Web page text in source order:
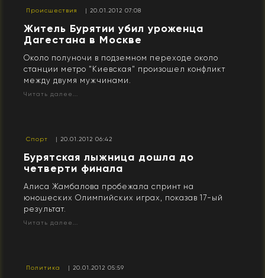
Происшествия | 20.01.2012 07:08
Житель Бурятии убил уроженца
Дагестана в Москве
Около полуночи в подземном переходе около
станции метро "Киевская" произошел конфликт
между двумя мужчинами.
Читать далее...
Спорт | 20.01.2012 06:42
Бурятская лыжница дошла до
четверти финала
Алиса Жамбалова пробежала спринт на
юношеских Олимпийских играх, показав 17-ый
результат.
Читать далее...
Политика | 20.01.2012 05:59